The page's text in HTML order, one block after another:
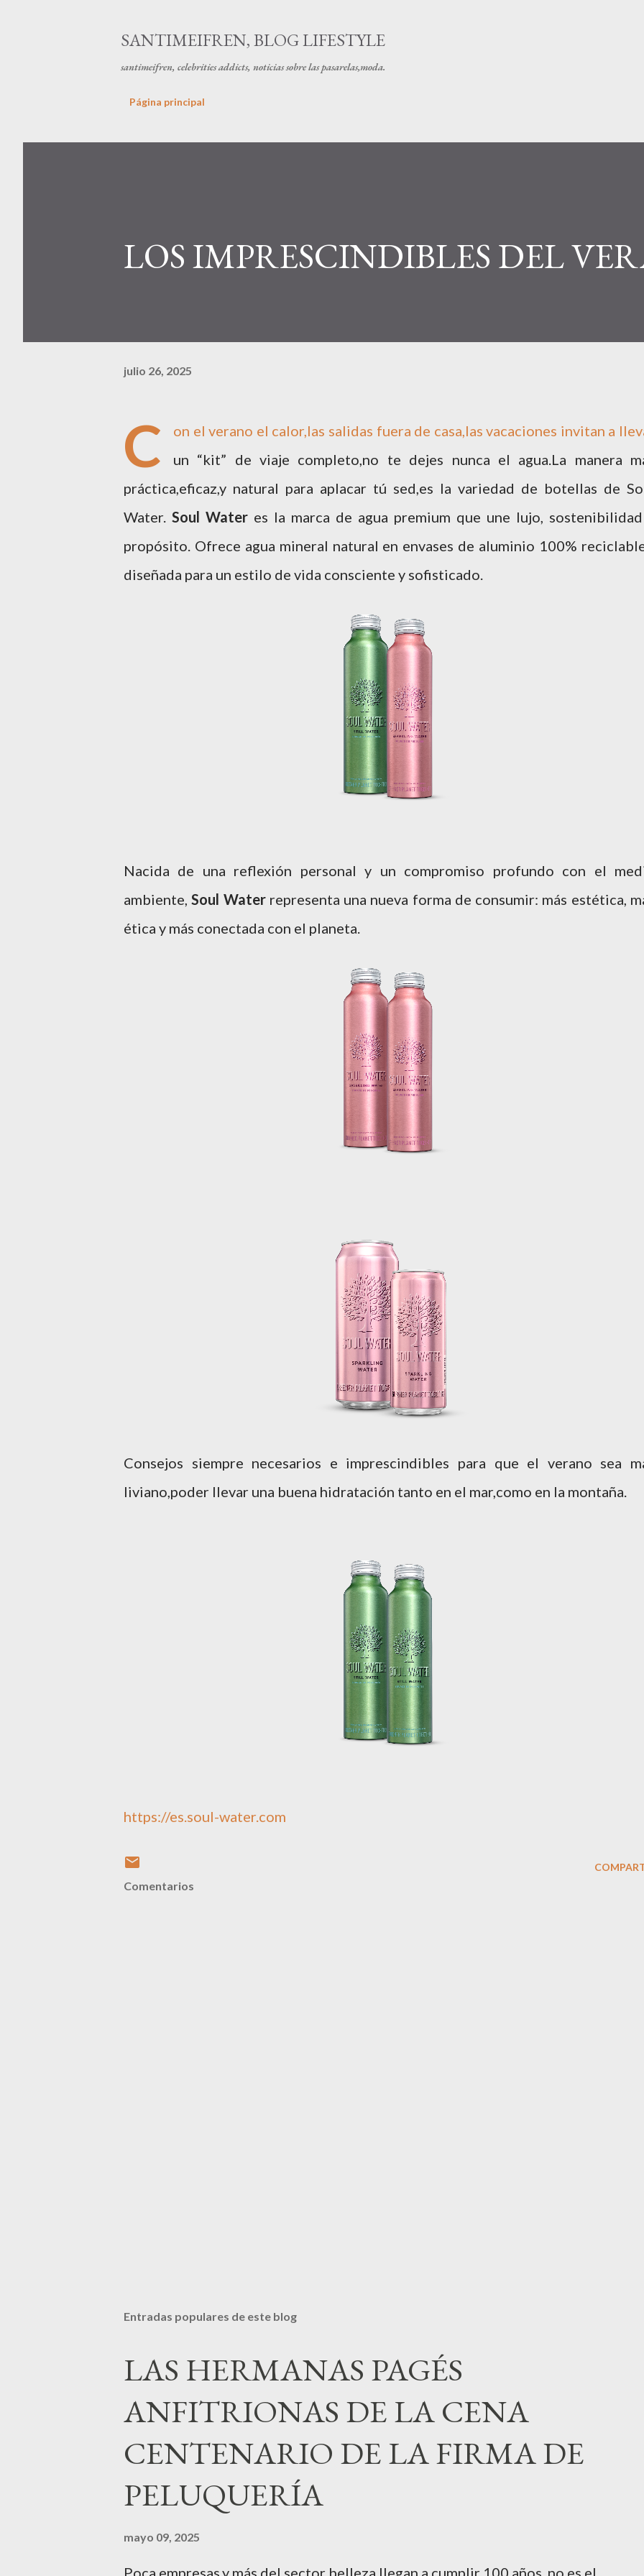
SANTIMEIFREN, BLOG LIFESTYLE
santimeifren, celebrities addicts, noticias sobre las pasarelas,moda.
Página principal
LOS IMPRESCINDIBLES DEL
julio 26, 2025
C
on el verano el calor,las salidas fuera de casa,las vacaciones invitan a
un “kit” de viaje completo,no te dejes nunca el agua.La manera
práctica,eficaz,y natural para aplacar tú sed,es la variedad de botellas de
Water. Soul Water es la marca de agua premium que une lujo,
propósito. Ofrece agua mineral natural en envases de aluminio 100%
diseñada para un estilo de vida consciente y sofisticado.
Nacida de una reflexión personal y un compromiso profundo con el
ambiente,Soul Waterrepresenta una nueva forma de consumir: más estética,
ética y más conectada con el planeta.
Consejos siempre necesarios e imprescindibles para que el verano sea
liviano,poder llevar una buena hidratación tanto en el mar,como en la montaña.
https://es.soul-water.com
Comentarios
Entradas populares de este blog
LAS HERMANAS PAGÉS
ANFITRIONAS DE LA CENA
CENTENARIO DE LA FIRMA DE
PELUQUERÍA
mayo 09, 2025
Poca empresas,y más del sector belleza llegan a cumplir 100 años ,no es el